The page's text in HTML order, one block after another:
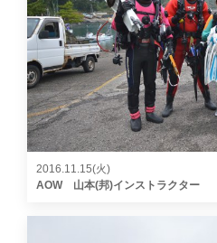
2016.11.15(火)
AOW 山本(邦)インストラクター